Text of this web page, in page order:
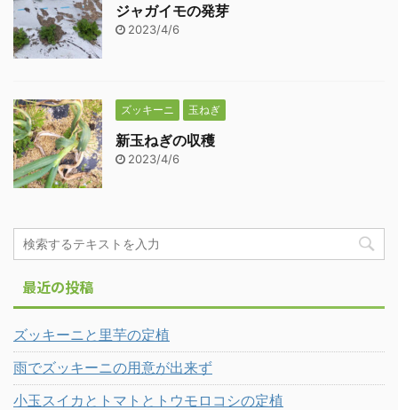
ジャガイモの発芽
2023/4/6
ズッキーニ 玉ねぎ
新玉ねぎの収穫
2023/4/6
最近の投稿
ズッキーニと里芋の定植
雨でズッキーニの用意が出来ず
小玉スイカとトマトとトウモロコシの定植